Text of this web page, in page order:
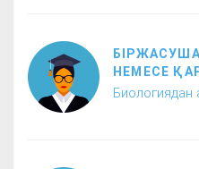
НЕМЕСЕ